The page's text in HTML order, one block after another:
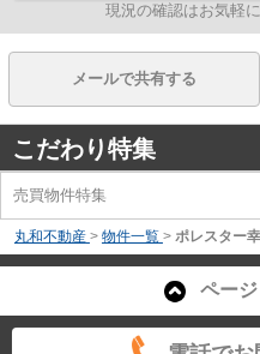
現況の確認はお気軽
メールで共有する
こだわり特集
売買物件特集
丸和不動産 > 物件一覧 > ポレスター
ペー